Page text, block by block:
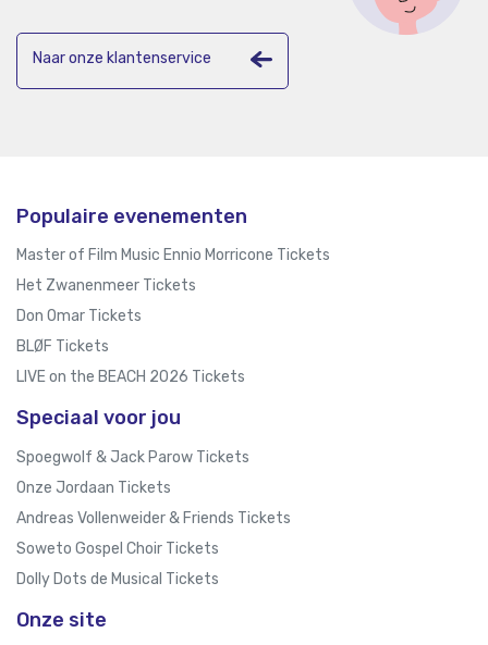
Naar onze klantenservice
Populaire evenementen
Master of Film Music Ennio Morricone Tickets
Het Zwanenmeer Tickets
Don Omar Tickets
BLØF Tickets
LIVE on the BEACH 2026 Tickets
Speciaal voor jou
Spoegwolf & Jack Parow Tickets
Onze Jordaan Tickets
Andreas Vollenweider & Friends Tickets
Soweto Gospel Choir Tickets
Dolly Dots de Musical Tickets
Onze site